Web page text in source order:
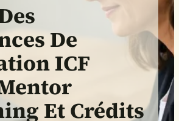
De
ICF
Et Crédits